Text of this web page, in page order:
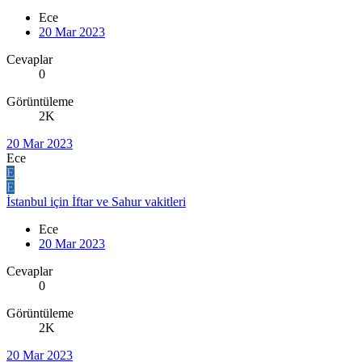
Ece
20 Mar 2023
Cevaplar
0
Görüntüleme
2K
20 Mar 2023
Ece
E
E
İstanbul için İftar ve Sahur vakitleri
Ece
20 Mar 2023
Cevaplar
0
Görüntüleme
2K
20 Mar 2023